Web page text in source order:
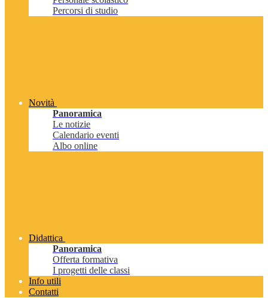
Percorsi di studio
Novità
Panoramica
Le notizie
Calendario eventi
Albo online
Didattica
Panoramica
Offerta formativa
I progetti delle classi
Info utili
Contatti